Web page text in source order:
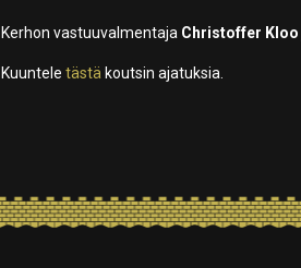
Kerhon vastuuvalmentaja Christoffer Kloo
Kuunteletästä koutsin ajatuksia.